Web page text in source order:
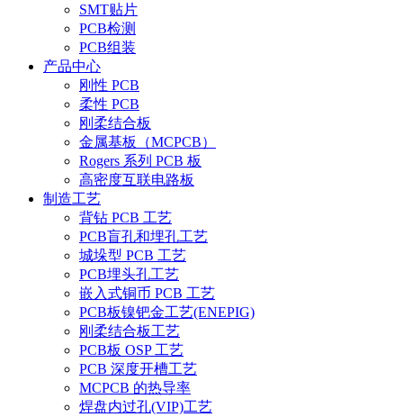
SMT贴片
PCB检测
PCB组装
产品中心
刚性 PCB
柔性 PCB
刚柔结合板
金属基板（MCPCB）
Rogers 系列 PCB 板
高密度互联电路板
制造工艺
背钻 PCB 工艺
PCB盲孔和埋孔工艺
城垛型 PCB 工艺
PCB埋头孔工艺
嵌入式铜币 PCB 工艺
PCB板镍钯金工艺(ENEPIG)
刚柔结合板工艺
PCB板 OSP 工艺
PCB 深度开槽工艺
MCPCB 的热导率
焊盘内过孔(VIP)工艺